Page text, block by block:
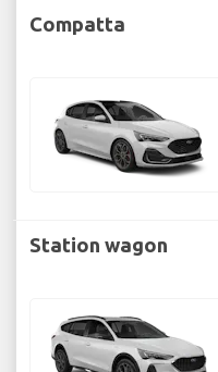
Compatta
Station wagon